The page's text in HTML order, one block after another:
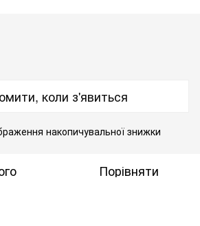
коли з'явиться
накопичувальної знижки
Порівняти